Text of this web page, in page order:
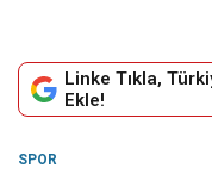
Linke Tıkla,
Ekle!
SPOR